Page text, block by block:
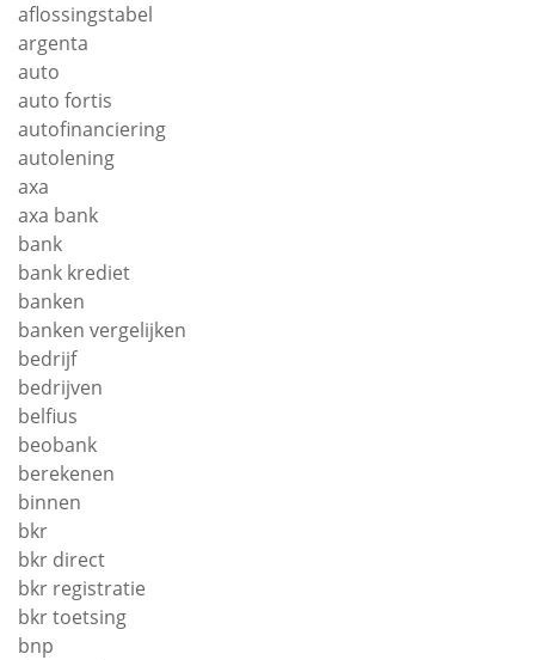
aflossingstabel
argenta
auto
auto fortis
autofinanciering
autolening
axa
axa bank
bank
bank krediet
banken
banken vergelijken
bedrijf
bedrijven
belfius
beobank
berekenen
binnen
bkr
bkr direct
bkr registratie
bkr toetsing
bnp